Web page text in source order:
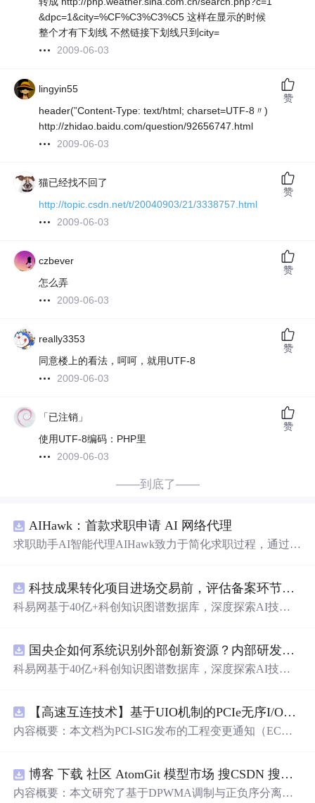
&dpc=1&city=%CF%C3%C3%C5 这样在显示的时候
整个才有下划线 不然链接下划线只到city=
2009-06-03
lingyin55
header(”Content-Type: text/html; charset=UTF-8〃)
http://zhidao.baidu.com/question/92656747.html
2009-06-03
赞
猫已经找不回了
http://topic.csdn.net/t/20040903/21/3338757.html
2009-06-03
赞
czbever
怎么弄
2009-06-03
赞
really3353
同意楼上的看法，呵呵，就用UTF-8
2009-06-03
赞
「已注销」
使用UTF-8编码：PHP里
2009-06-03
赞
——到底了——
AIHawk：首款求职申请 AI 网络代理
求职助手AI智能代理AIHawk致力于简化求职过程，通过自
科技成果转化项目进场交易前，评估备案环节需要准备哪些材料？.docx
科易网基于40亿+科创知识图谱数据库，深度探索AI技术
新领域的AI+数智化解决方案，推动科技创新与产业创新
智能化发展。
国央企如何系统识别外部创新资源？内部研发体系完善，但对外部高校、中小科技企业技术能力缺乏动态认知。.docx
科易网基于40亿+科创知识图谱数据库，深度探索AI技术
新领域的AI+数智化解决方案，推动科技创新与产业创新
智能化发展。
【高速互连技术】基于UIO机制的PCIe无序I/O扩展：多路径架构下内存请求的高性能传输与排序控制方案设计
内容概要：本文档为PCI-SIG发布的工程变更通知（EC
规则对多路径拓扑和高性能IO系统的限制。UIO基于Flit模
式，定义了一套新的TLP（事务层包）类型和规则，允许
博客 下载 社区 AtomGit 模型市场 搜CSDN 搜索 AI 搜索 会员中心 创作中心 基于DPWMA调制与正负序分离的ANPC三电平并网逆变器前馈控制策略研究（Simulink仿真实现）
内容概要：本文研究了基于DPWMA调制与正负序分离的